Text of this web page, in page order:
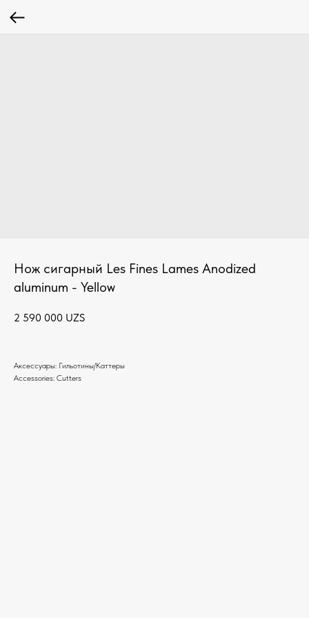
Нож сигарный Les Fines Lames Anodized
aluminum - Yellow
2 590 000 UZS
Аксессуары: Гильотины/Каттеры
Accessories: Cutters